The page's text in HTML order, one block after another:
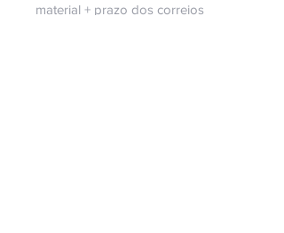
material + prazo dos correios